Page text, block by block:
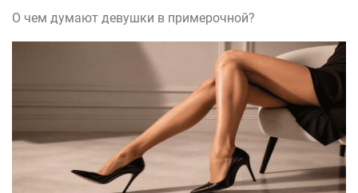
О чем думают девушки в примерочной?